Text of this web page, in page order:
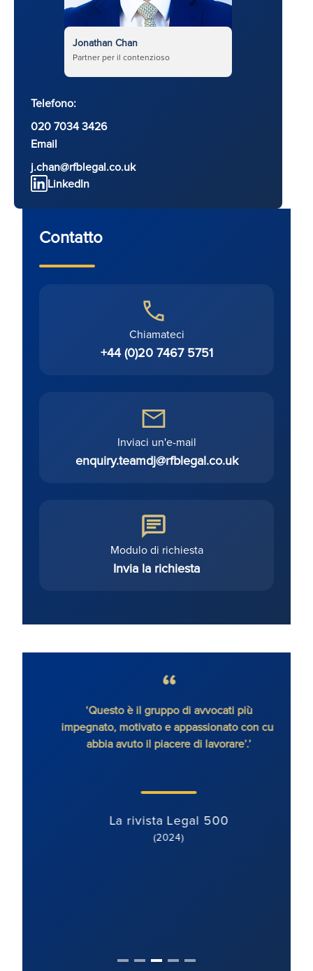
Jonathan Chan
Partner per il contenzioso
Telefono:
020 7034 3426
Email
j.chan@rfblegal.co.uk
LinkedIn
Contatto
Chiamateci
+44 (0)20 7467 5751
Inviaci un'e-mail
enquiry.teamdj@rfblegal.co.uk
Modulo di richiesta
Invia la richiesta
‘Questo è il gruppo di avvocati più
impegnato, motivato e appassionato con cui
abbia avuto il piacere di lavorare’.’
La rivista Legal 500
(2024)